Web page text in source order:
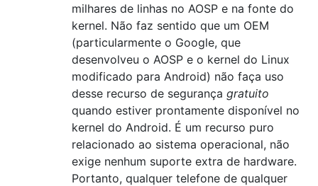
milhares de linhas no AOSP e na fonte do
kernel. Não faz sentido que um OEM
(particularmente o Google, que
desenvolveu o AOSP e o kernel do Linux
modificado para Android) não faça uso
desse recurso de segurança gratuito
quando estiver prontamente disponível no
kernel do Android. É um recurso puro
relacionado ao sistema operacional, não
exige nenhum suporte extra de hardware.
Portanto, qualquer telefone de qualquer